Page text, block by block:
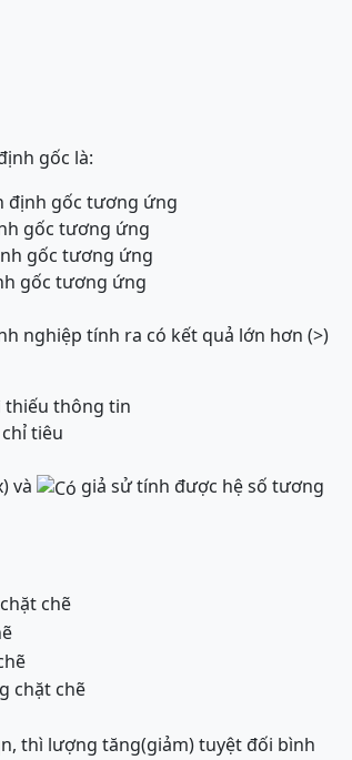
gốc là:
định gốc tương ứng
gốc tương ứng
gốc tương ứng
gốc tương ứng
nghiệp tính ra có kết quả lớn hơn (>)
thiếu thông tin
tiêu
và
giả sử tính được hệ số tương
chẽ
chặt chẽ
thì lượng tăng(giảm) tuyệt đối bình